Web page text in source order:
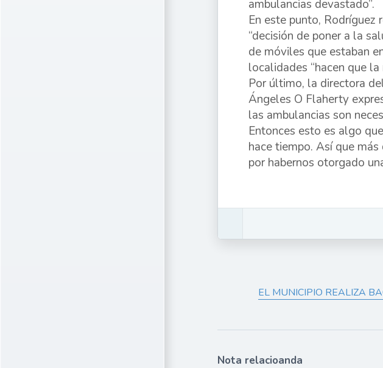
ambulancias devastado”.
En este punto,
“decisión de poner a la
de móviles que estaban
localidades “hacen que
Por último, la directora
Ángeles O Flaherty
las ambulancias son
Entonces esto es algo
hace tiempo. Así que
por habernos otorgado
EL MUNICIPIO REALIZA
Nota relacioanda